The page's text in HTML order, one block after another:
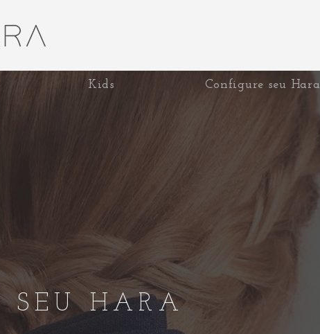
Kids Configure seu Hara
SEU HARA